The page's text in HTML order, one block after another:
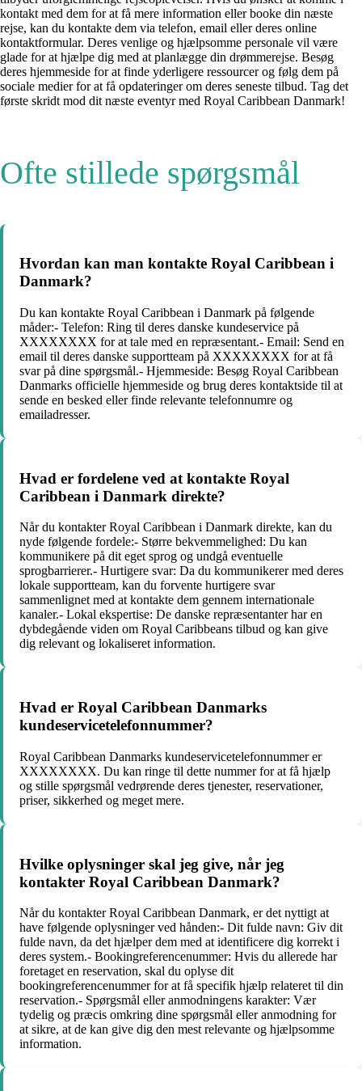
kontakt med dem for at få mere information eller booke din næste
rejse, kan du kontakte dem via telefon, email eller deres online
kontaktformular. Deres venlige og hjælpsomme personale vil være
glade for at hjælpe dig med at planlægge din drømmerejse. Besøg
deres hjemmeside for at finde yderligere ressourcer og følg dem på
sociale medier for at få opdateringer om deres seneste tilbud. Tag det
første skridt mod dit næste eventyr med Royal Caribbean Danmark!
Ofte stillede spørgsmål
Hvordan kan man kontakte Royal Caribbean i
Danmark?
Du kan kontakte Royal Caribbean i Danmark på følgende
måder:- Telefon: Ring til deres danske kundeservice på
XXXXXXXX for at tale med en repræsentant.- Email: Send en
email til deres danske supportteam på XXXXXXXX for at få
svar på dine spørgsmål.- Hjemmeside: Besøg Royal Caribbean
Danmarks officielle hjemmeside og brug deres kontaktside til at
sende en besked eller finde relevante telefonnumre og
emailadresser.
Hvad er fordelene ved at kontakte Royal
Caribbean i Danmark direkte?
Når du kontakter Royal Caribbean i Danmark direkte, kan du
nyde følgende fordele:- Større bekvemmelighed: Du kan
kommunikere på dit eget sprog og undgå eventuelle
sprogbarrierer.- Hurtigere svar: Da du kommunikerer med deres
lokale supportteam, kan du forvente hurtigere svar
sammenlignet med at kontakte dem gennem internationale
kanaler.- Lokal ekspertise: De danske repræsentanter har en
dybdegående viden om Royal Caribbeans tilbud og kan give
dig relevant og lokaliseret information.
Hvad er Royal Caribbean Danmarks
kundeservicetelefonnummer?
Royal Caribbean Danmarks kundeservicetelefonnummer er
XXXXXXXX. Du kan ringe til dette nummer for at få hjælp
og stille spørgsmål vedrørende deres tjenester, reservationer,
priser, sikkerhed og meget mere.
Hvilke oplysninger skal jeg give, når jeg
kontakter Royal Caribbean Danmark?
Når du kontakter Royal Caribbean Danmark, er det nyttigt at
have følgende oplysninger ved hånden:- Dit fulde navn: Giv dit
fulde navn, da det hjælper dem med at identificere dig korrekt i
deres system.- Bookingreferencenummer: Hvis du allerede har
foretaget en reservation, skal du oplyse dit
bookingreferencenummer for at få specifik hjælp relateret til din
reservation.- Spørgsmål eller anmodningens karakter: Vær
tydelig og præcis omkring dine spørgsmål eller anmodning for
at sikre, at de kan give dig den mest relevante og hjælpsomme
information.